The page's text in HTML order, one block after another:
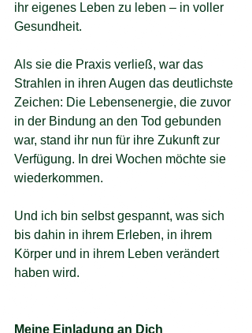
ihr eigenes Leben zu leben – in voller
Gesundheit.
Als sie die Praxis verließ, war das
Strahlen in ihren Augen das deutlichste
Zeichen: Die Lebensenergie, die zuvor
in der Bindung an den Tod gebunden
war, stand ihr nun für ihre Zukunft zur
Verfügung. In drei Wochen möchte sie
wiederkommen.
Und ich bin selbst gespannt, was sich
bis dahin in ihrem Erleben, in ihrem
Körper und in ihrem Leben verändert
haben wird.
Meine Einladung an Dich